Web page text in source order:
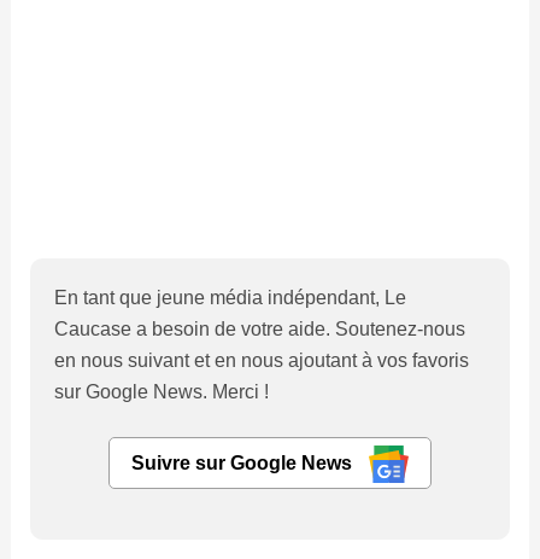
En tant que jeune média indépendant, Le
Caucase a besoin de votre aide. Soutenez-nous
en nous suivant et en nous ajoutant à vos favoris
sur Google News. Merci !
Suivre sur Google News